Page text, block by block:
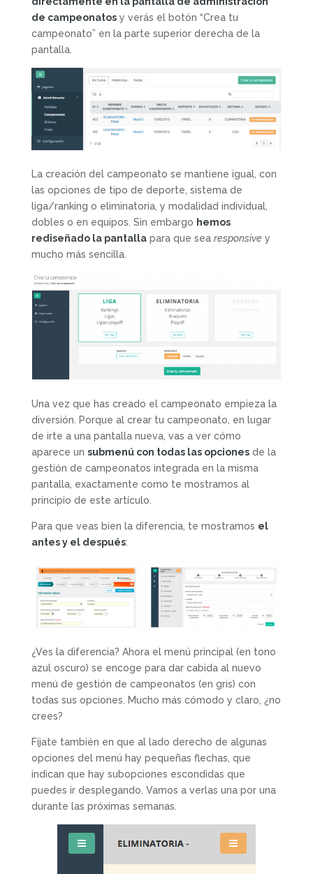
de campeonatosy verás el botón “Crea tu
campeonato” en la parte superior derecha de la
pantalla.
La creación del campeonato se mantiene igual, con
las opciones de tipo de deporte, sistema de
liga/ranking o eliminatoria, y modalidad individual,
dobles o en equipos. Sin embargo hemos
rediseñado la pantallapara que sea responsive y
mucho más sencilla.
Una vez que has creado el campeonato empieza la
diversión. Porque al crear tu campeonato, en lugar
de irte a una pantalla nueva, vas a ver cómo
aparece un submenú con todas las opcionesde la
gestión de campeonatos integrada en la misma
pantalla, exactamente como te mostramos al
principio de este artículo.
Para que veas bien la diferencia, te mostramos el
antes y el después:
¿Ves la diferencia? Ahora el menú principal (en tono
azul oscuro) se encoge para dar cabida al nuevo
menú de gestión de campeonatos (en gris) con
todas sus opciones. Mucho más cómodo y claro, ¿no
crees?
Fíjate también en que al lado derecho de algunas
opciones del menú hay pequeñas flechas, que
indican que hay subopciones escondidas que
puedes ir desplegando. Vamos a verlas una por una
durante las próximas semanas.